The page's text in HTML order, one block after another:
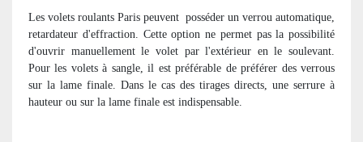
Les volets roulants Paris peuvent posséder un verrou automatique,
retardateur d'effraction. Cette option ne permet pas la possibilité
d'ouvrir manuellement le volet par l'extérieur en le soulevant.
Pour les volets à sangle, il est préférable de préférer des verrous
sur la lame finale. Dans le cas des tirages directs, une serrure à
hauteur ou sur la lame finale est indispensable.